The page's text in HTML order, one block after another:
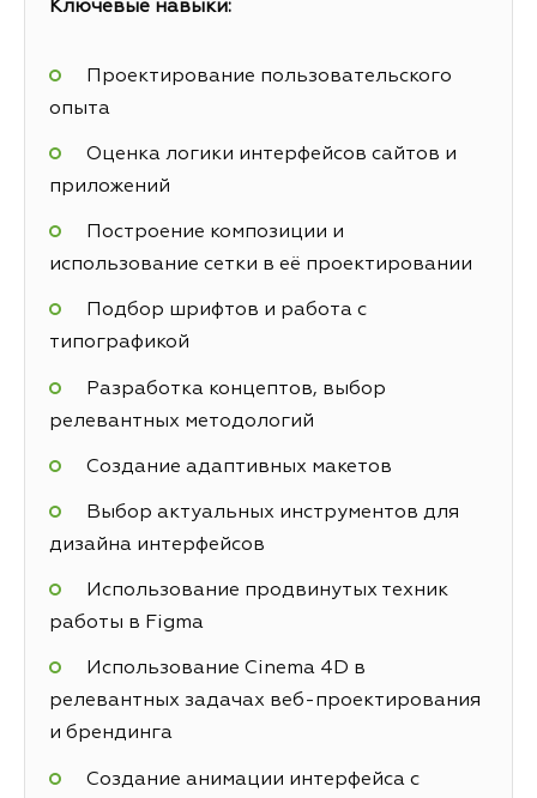
Ключевые навыки:
Проектирование пользовательского
опыта
Оценка логики интерфейсов сайтов и
приложений
Построение композиции и
использование сетки в её проектировании
Подбор шрифтов и работа с
типографикой
Разработка концептов, выбор
релевантных методологий
Создание адаптивных макетов
Выбор актуальных инструментов для
дизайна интерфейсов
Использование продвинутых техник
работы в Figma
Использование Cinema 4D в
релевантных задачах веб-проектирования
и брендинга
Создание анимации интерфейса с